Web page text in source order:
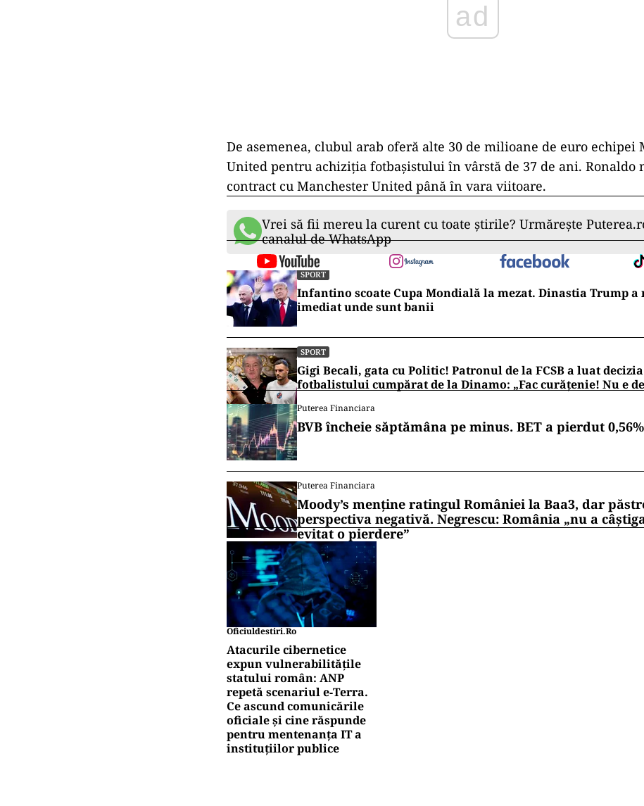
ad
De asemenea, clubul arab oferă alte 30 de milioane de euro echipei
United pentru achiziția fotbașistului în vârstă de 37 de ani. Ronaldo
contract cu Manchester United până în vara viitoare.
Vrei să fii mereu la curent cu toate știrile? Urmărește
canalul de WhatsApp
SPORT
Infantino scoate Cupa Mondială la mezat. Dinastia Trump
imediat unde sunt banii
SPORT
Gigi Becali, gata cu Politic! Patronul de la FCSB a luat
fotbalistului cumpărat de la Dinamo: „Fac curățenie! Nu e
Puterea Financiara
BVB încheie săptămâna pe minus. BET a pierdut 0,56%
Puterea Financiara
Moody’s menține ratingul României la Baa3, dar
perspectiva negativă. Negrescu: România „nu a
evitat o pierdere”
Oficiuldestiri.ro
Atacurile cibernetice
expun vulnerabilitățile
statului român: ANP
repetă scenariul e‑Terra.
Ce ascund comunicările
oficiale și cine răspunde
pentru mentenanța IT a
instituțiilor publice